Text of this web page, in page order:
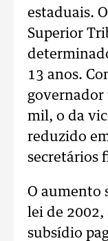
estaduais.
Superior
13 anos.
governador
mil, o da
reduzido
secretários
O aumento
lei de 2002,
subsídio